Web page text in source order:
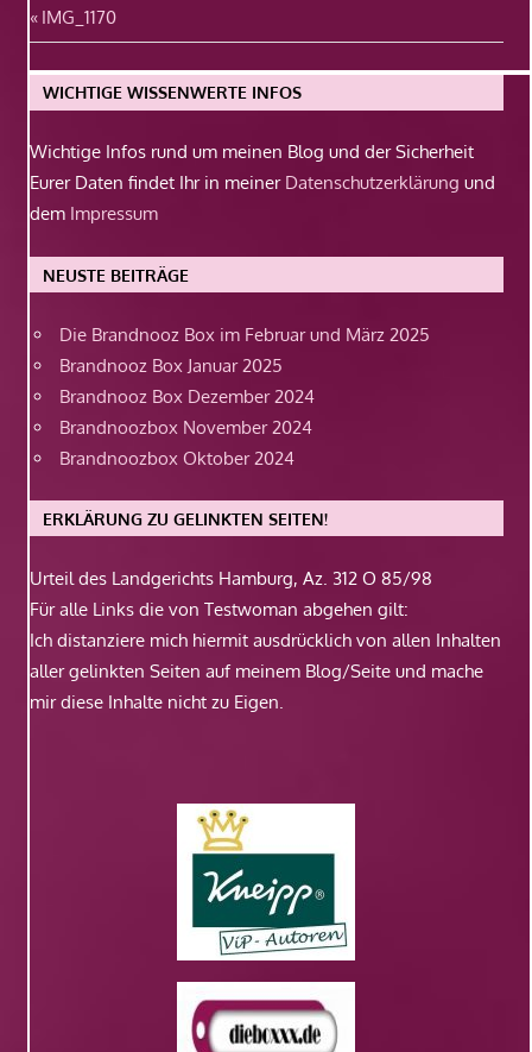
Beitragsnavigation
Vorheriger
Beitrag:
IMG_1170
WICHTIGE WISSENWERTE INFOS
Wichtige Infos rund um meinen Blog und der Sicherheit
Eurer Daten findet Ihr in meiner Datenschutzerklärung und
dem Impressum
NEUSTE BEITRÄGE
Die Brandnooz Box im Februar und März 2025
Brandnooz Box Januar 2025
Brandnooz Box Dezember 2024
Brandnoozbox November 2024
Brandnoozbox Oktober 2024
ERKLÄRUNG ZU GELINKTEN SEITEN!
Urteil des Landgerichts Hamburg, Az. 312 O 85/98
Für alle Links die von Testwoman abgehen gilt:
Ich distanziere mich hiermit ausdrücklich von allen Inhalten
aller gelinkten Seiten auf meinem Blog/Seite und mache
mir diese Inhalte nicht zu Eigen.